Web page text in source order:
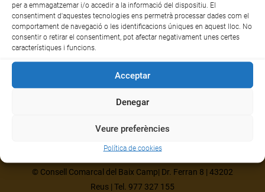
per a emmagatzemar i/o accedir a la informació del dispositiu. El
consentiment d'aquestes tecnologies ens permetrà processar dades com el
comportament de navegació o les identificacions úniques en aquest lloc. No
consentir o retirar el consentiment, pot afectar negativament unes certes
característiques i funcions.
Acceptar
Denegar
Veure preferències
Política de cookies
Han finalitzat les festes de Nadal, data que marca l’inici de la
temporada de rebaixes d’hivern on s’acostumen a accentuar les
compres aprofitant la baixada dels preus en gran part dels
establiments.
© Consell Comarcal del Baix Camp| Dr. Ferran 8 | 43202
Reus | Tel. 977 327 155